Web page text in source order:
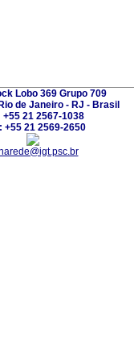
Lobo 369 Grupo 709
de Janeiro - RJ - Brasil
+55 21 2567-1038
+55 21 2569-2650